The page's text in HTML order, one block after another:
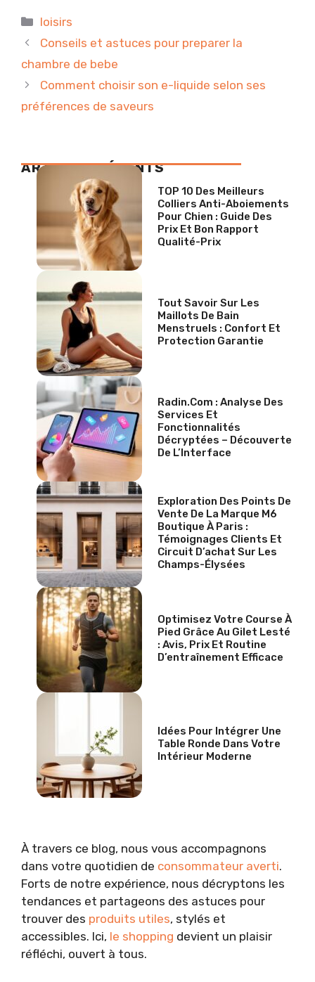
Catégories
loisirs
Conseils et astuces pour preparer la
chambre de bebe
Comment choisir son e-liquide selon ses
préférences de saveurs
ARTICLES RÉCENTS
TOP 10 Des Meilleurs
Colliers Anti-Aboiements
Pour Chien : Guide Des
Prix Et Bon Rapport
Qualité-Prix
Tout Savoir Sur Les
Maillots De Bain
Menstruels : Confort Et
Protection Garantie
Radin.com : Analyse Des
Services Et
Fonctionnalités
Décryptées – Découverte
De L’Interface
Exploration Des Points De
Vente De La Marque M6
Boutique À Paris :
Témoignages Clients Et
Circuit D’achat Sur Les
Champs-Élysées
Optimisez Votre Course À
Pied Grâce Au Gilet Lesté
: Avis, Prix Et Routine
D’entraînement Efficace
Idées Pour Intégrer Une
Table Ronde Dans Votre
Intérieur Moderne
À travers ce blog, nous vous accompagnons
dans votre quotidien de consommateur averti.
Forts de notre expérience, nous décryptons les
tendances et partageons des astuces pour
trouver des produits utiles, stylés et
accessibles. Ici, le shopping devient un plaisir
réfléchi, ouvert à tous.